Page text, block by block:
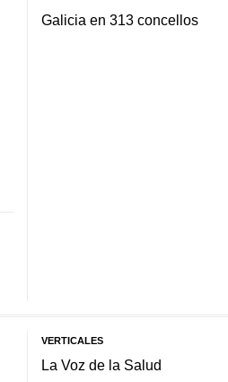
Galicia en 313 concellos
VERTICALES
La Voz de la Salud